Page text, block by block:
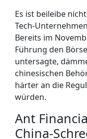
Es ist beileibe
Tech-
Bereits im
Führung den
untersagte,
chinesischen
härter an die
würden.
Ant
China-